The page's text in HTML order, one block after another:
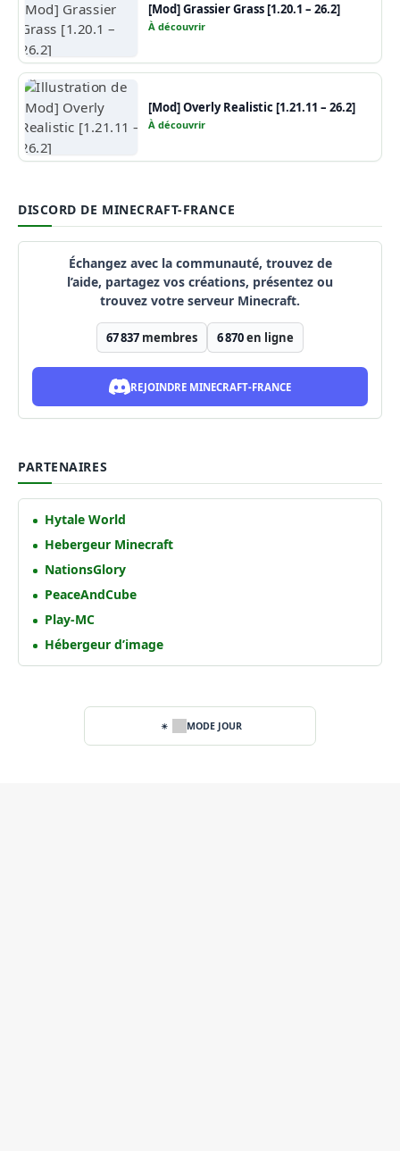
[Mod] Grassier Grass [1.20.1 – 26.2]
À découvrir
[Mod] Overly Realistic [1.21.11 – 26.2]
À découvrir
DISCORD DE MINECRAFT-FRANCE
Échangez avec la communauté, trouvez de
l’aide, partagez vos créations, présentez ou
trouvez votre serveur Minecraft.
67 837 membres 6 870en ligne
REJOINDRE MINECRAFT-FRANCE
PARTENAIRES
Hytale World
Hebergeur Minecraft
NationsGlory
PeaceAndCube
Play-MC
Hébergeur d’image
MODE JOUR